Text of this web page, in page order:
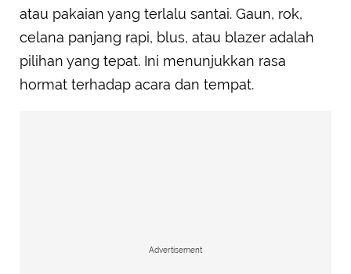
atau pakaian yang terlalu santai. Gaun, rok,
celana panjang rapi, blus, atau blazer adalah
pilihan yang tepat. Ini menunjukkan rasa
hormat terhadap acara dan tempat.
Advertisement